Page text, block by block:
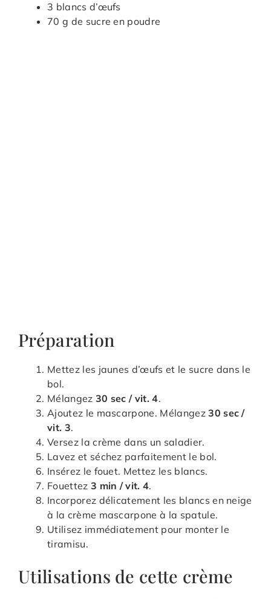
3 blancs d’œufs
70 g de sucre en poudre
Préparation
Mettez les jaunes d’œufs et le sucre dans le
bol.
Mélangez 30 sec / vit. 4.
Ajoutez le mascarpone. Mélangez30 sec /
vit. 3.
Versez la crème dans un saladier.
Lavez et séchez parfaitement le bol.
Insérez le fouet. Mettez les blancs.
Fouettez 3 min / vit. 4.
Incorporez délicatement les blancs en neige
à la crème mascarpone à la spatule.
Utilisez immédiatement pour monter le
tiramisu.
Utilisations de cette crème